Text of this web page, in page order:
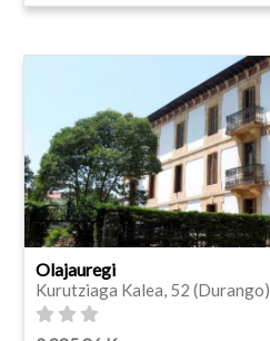
Olajauregi
Kurutziaga Kalea, 52 (Durango)